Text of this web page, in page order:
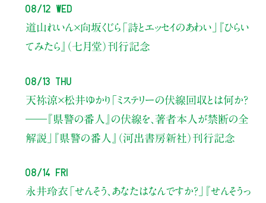
08/12 Wed
道山れいん×向坂くじら 「詩とエッセイのあわい」
『ひらい
てみたら』（七月堂）刊行記念
08/13 Thu
天祢涼×松井ゆかり 「ミステリーの伏線回収とは何か？
――『県警の番人』の伏線を、著者本人が禁断の全
解説」
『県警の番人』（河出書房新社）刊行記念
08/14 Fri
永井玲衣 「せんそう、あなたはなんですか？」
『せんそうっ